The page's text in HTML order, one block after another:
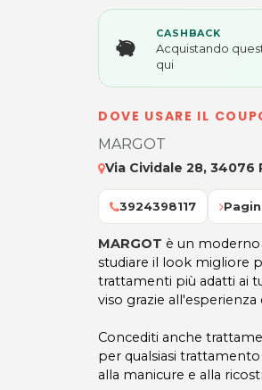
CASHBACK
Acquistando
qui
DOVE USARE IL
MARGOT
Via Cividale 28, 34076
3924398117
MARGOT è un
studiare il look migliore
trattamenti più adatti ai
viso grazie
Concediti anche
per qualsiasi
alla manicure e alla